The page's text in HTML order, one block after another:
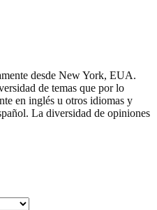
desde New York, EUA.
de temas que por lo
en inglés u otros idiomas y
La diversidad de opiniones